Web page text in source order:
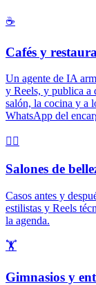
☕
Cafés y
Un agente de IA
y Reels, y publica a
salón, la cocina y a
WhatsApp del
💇‍♀️
Salones de
Casos antes y
estilistas y Reels
la agenda.
🏋️
Gimnasios y